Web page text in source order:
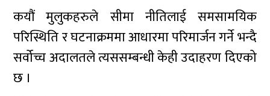
कयौं मुलुकहरुले सीमा नीतिलाई समसामयिक
परिस्थिति र घटनाक्रममा आधारमा परिमार्जन गर्ने भन्दै
सर्वोच्च अदालतले त्यससम्बन्धी केही उदाहरण दिएको
छ ।